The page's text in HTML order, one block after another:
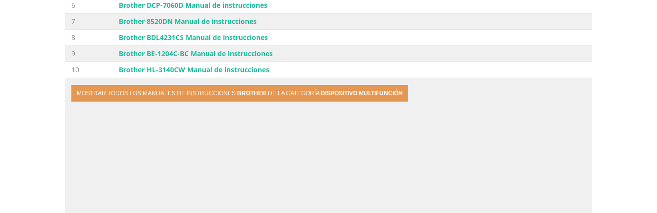
6
Brother DCP-7060D Manual de instrucciones
7
Brother 8520DN Manual de instrucciones
8
Brother BDL4231CS Manual de instrucciones
9
Brother BE-1204C-BC Manual de instrucciones
10
Brother HL-3140CW Manual de instrucciones
MOSTRAR TODOS LOS MANUALES DE INSTRUCCIONES BROTHER DE LA CATEGORÍA DISPOSITIVO MULTIFUNCIÓN